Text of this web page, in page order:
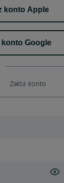
konto Apple
Google
Załóż konto